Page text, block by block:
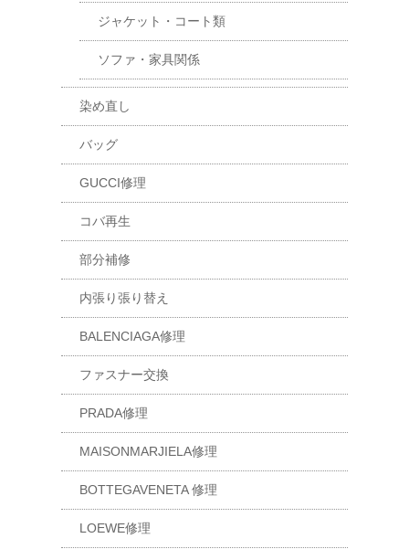
ジャケット・コート類
ソファ・家具関係
染め直し
バッグ
GUCCI修理
コバ再生
部分補修
内張り張り替え
BALENCIAGA修理
ファスナー交換
PRADA修理
MAISONMARJIELA修理
BOTTEGAVENETA 修理
LOEWE修理